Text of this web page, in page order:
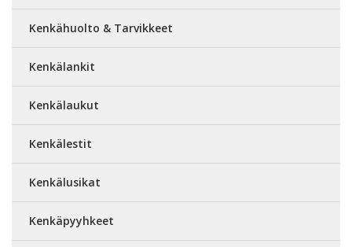
Kenkähuolto & Tarvikkeet
Kenkälankit
Kenkälaukut
Kenkälestit
Kenkälusikat
Kenkäpyyhkeet